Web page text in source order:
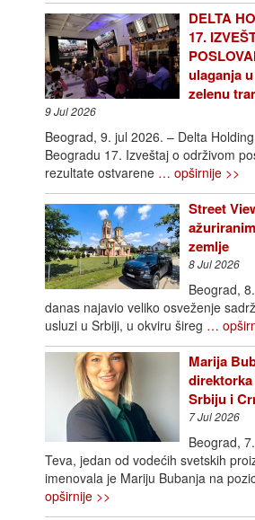
DELTA
17.
ulaganja
zelenu
9 Jul 2026
Beograd, 9. jul 2026. – Delta
Beogradu 17. Izveštaj o održivom
rezultate ostvarene … opširnije >>
Street
zemlje
8 Jul 2026
Beograd,
danas najavio veliko osveženje
usluzi u Srbiji, u okviru šireg …
Marija
direktorka
Srbiju i
7 Jul 2026
Beograd,
Teva, jedan od vodećih svetskih
imenovala je Mariju Bubanja na
opširnije >>